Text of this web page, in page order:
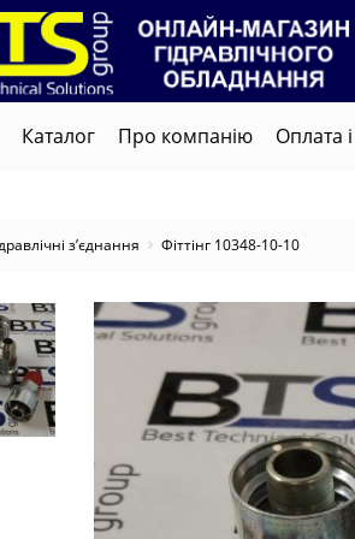
Каталог Про компанію Оплата
з’єднання Фіттінг 10348-10-10